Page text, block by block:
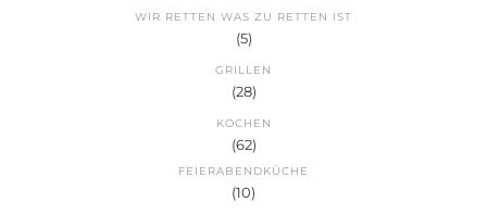
WIR RETTEN WAS ZU RETTEN IST
(5)
GRILLEN
(28)
KOCHEN
(62)
FEIERABENDKÜCHE
(10)